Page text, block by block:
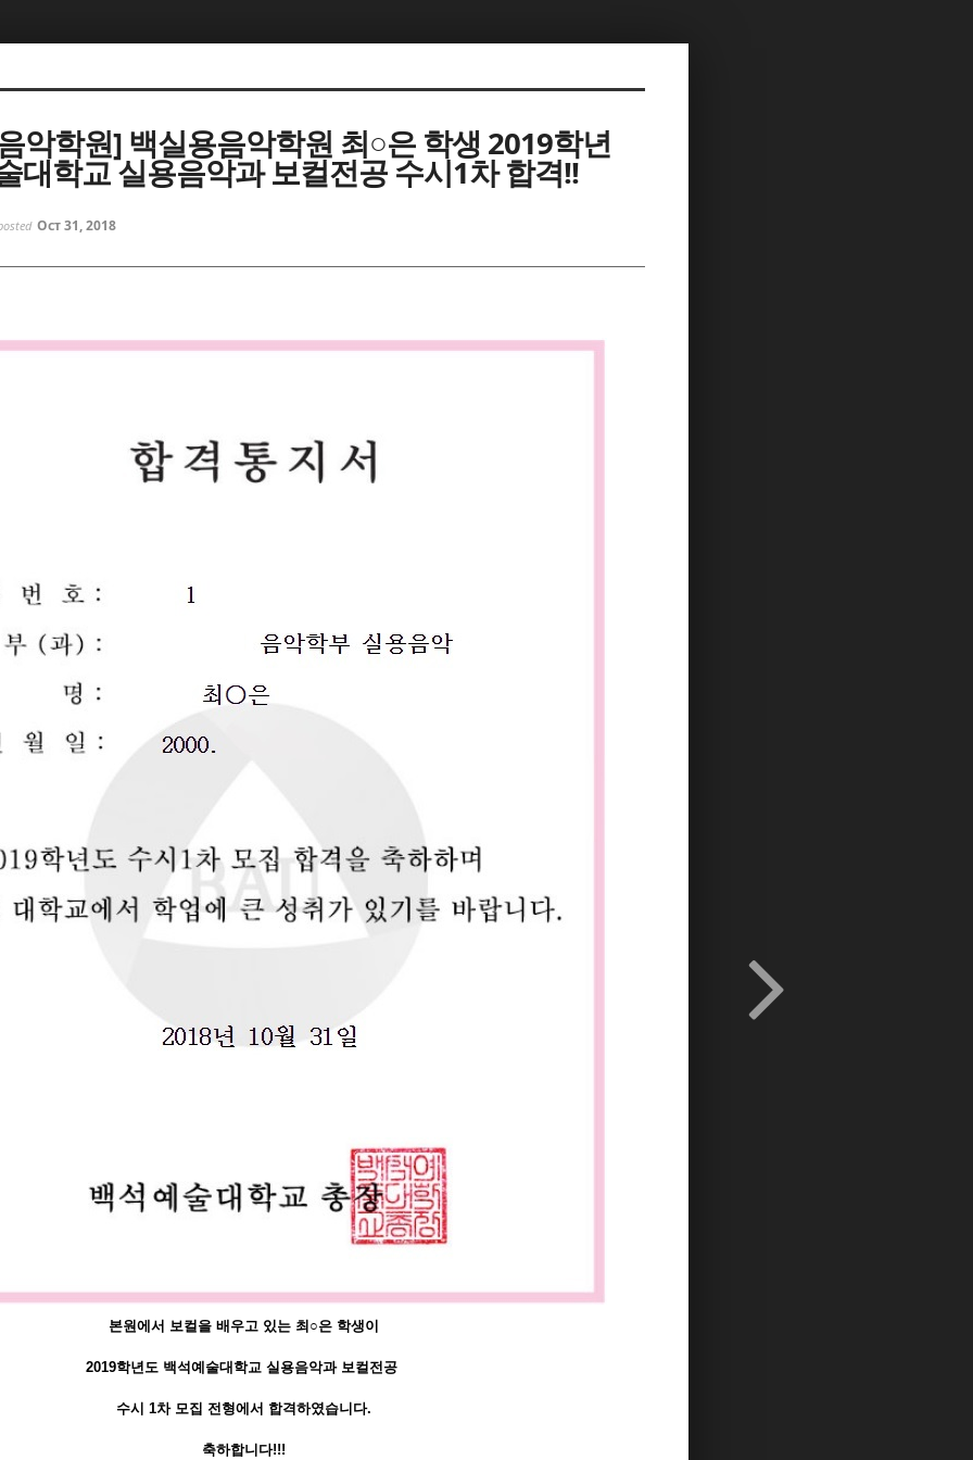
악학원] 백실용음악학원 최○은 학생 2019학년
대학교 실용음악과 보컬전공 수시1차 합격!!
Oct 31, 2018
본원에서 보컬을 배우고 있는 최○은 학생이
2019학년도 백석예술대학교 실용음악과 보컬전공
수시 1차 모집 전형에서 합격하였습니다.
축하합니다!!!